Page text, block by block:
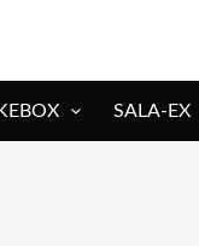
SALA-EX